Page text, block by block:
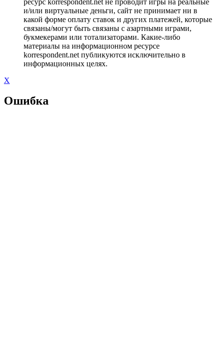
и/или виртуальные деньги, сайт не принимает ни в
какой форме оплату ставок и других платежей, которые
связаны/могут быть связаны с азартными играми,
букмекерами или тотализаторами. Какие-либо
материалы на информационном ресурсе
korrespondent.net публикуются исключительно в
информационных целях.
X
Ошибка